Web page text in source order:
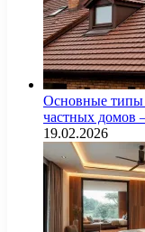
Основные
частных домов
19.02.2026